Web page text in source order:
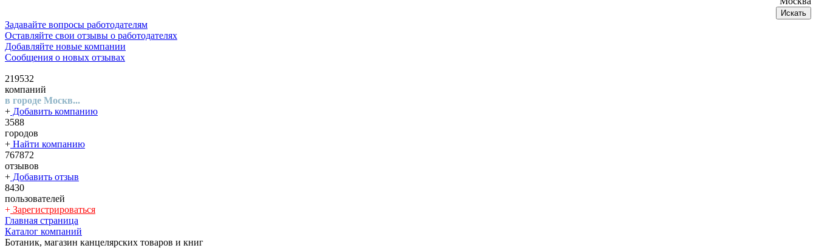
Искать
Задавайте вопросы работодателям
Оставляйте свои отзывы о работодателях
Добавляйте новые компании
Сообщения о новых отзывах
219532
компаний
в городе Москв...
+ Добавить компанию
3588
городов
+ Найти компанию
767872
отзывов
+ Добавить отзыв
8430
пользователей
+ Зарегистрироваться
Главная страница
Каталог компаний
Ботаник, магазин канцелярских товаров и книг